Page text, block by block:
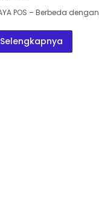
POS – Berbeda
Selengkapnya